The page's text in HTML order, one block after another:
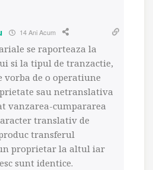
14 Ani Acum
se raporteaza la
si la tipul de tranzactie,
vorba de o operatiune
sau netranslativa
vanzarea-cumpararea
translativ de
transferul
proprietar la altul iar
sunt identice.